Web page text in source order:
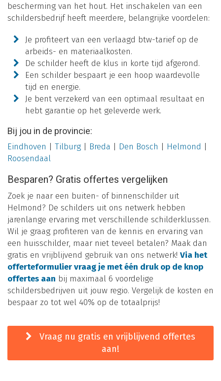
bescherming van het hout. Het inschakelen van een
schildersbedrijf heeft meerdere, belangrijke voordelen:
Je profiteert van een verlaagd btw-tarief op de
arbeids- en materiaalkosten.
De schilder heeft de klus in korte tijd afgerond.
Een schilder bespaart je een hoop waardevolle
tijd en energie.
Je bent verzekerd van een optimaal resultaat en
hebt garantie op het geleverde werk.
Bij jou in de provincie:
Eindhoven Tilburg Breda Den Bosch Helmond
Roosendaal
Besparen? Gratis offertes vergelijken
Zoek je naar een buiten- of binnenschilder uit
Helmond? De schilders uit ons netwerk hebben
jarenlange ervaring met verschillende schilderklussen.
Wil je graag profiteren van de kennis en ervaring van
een huisschilder, maar niet teveel betalen? Maak dan
gratis en vrijblijvend gebruik van ons netwerk! Via het
offerteformulier vraag je met één druk op de knop
offertes aan bij maximaal 6 voordelige
schildersbedrijven uit jouw regio. Vergelijk de kosten en
bespaar zo tot wel 40% op de totaalprijs!
Vraag nu gratis en vrijblijvend offertes
aan!